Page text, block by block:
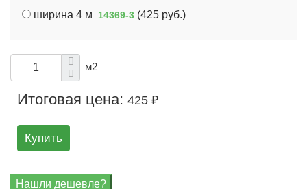
ширина 4 м
14369-3 (425 руб.)
м2
Итоговая цена: 425 ₽
Купить